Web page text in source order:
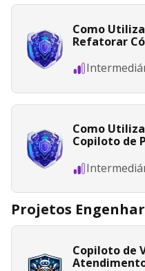
Como
Refatorar
Como
Copiloto de
Projetos
Copiloto de